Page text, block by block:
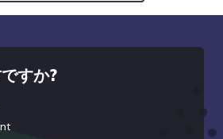
すか?